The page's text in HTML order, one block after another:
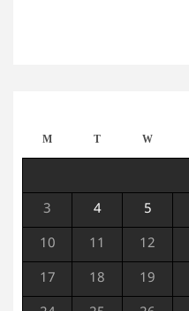
M T W
3 4 5
10 11 12
17 18 19